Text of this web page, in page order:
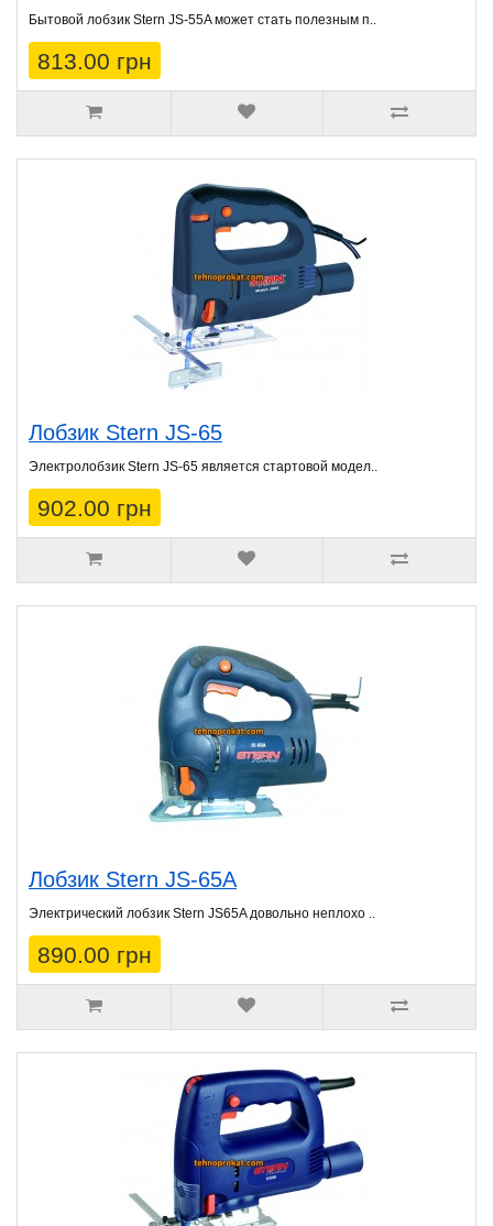
Бытовой лобзик Stern JS-55A может стать полезным п..
813.00 грн
Лобзик Stern JS-65
Электролобзик Stern JS-65 является стартовой модел..
902.00 грн
Лобзик Stern JS-65A
Электрический лобзик Stern JS65A довольно неплохо ..
890.00 грн